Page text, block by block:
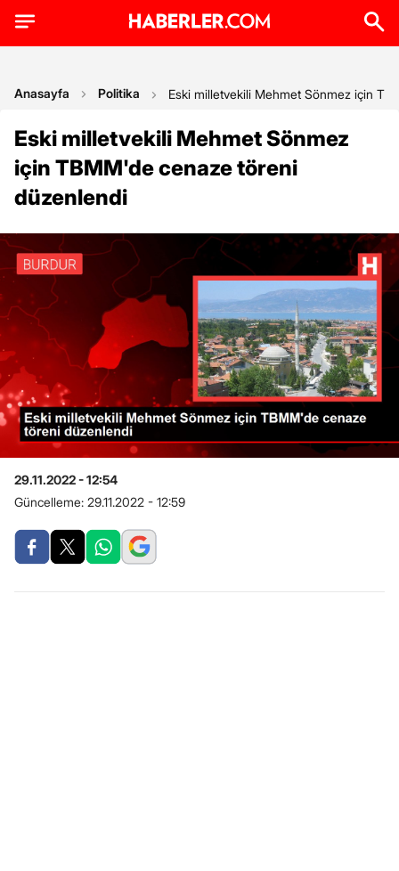
Anasayfa Politika Eski milletvekili Mehmet Sönmez için
Eski milletvekili Mehmet Sönmez
için TBMM'de cenaze töreni
düzenlendi
29.11.2022 - 12:54
Güncelleme: 29.11.2022 - 12:59